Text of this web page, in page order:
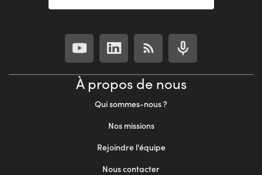
À propos de nous
Qui sommes-nous ?
Nos missions
Rejoindre l'équipe
Nous contacter